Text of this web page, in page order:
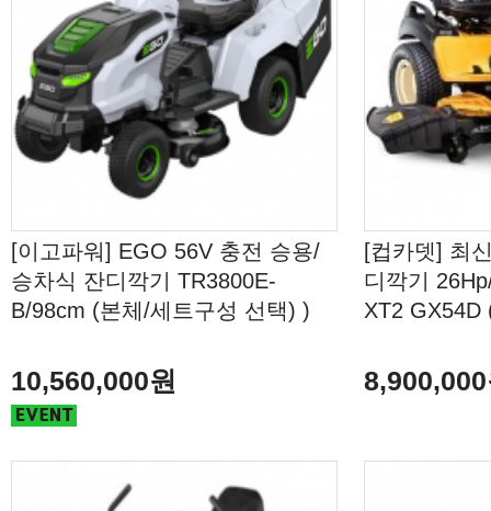
[이고파워] EGO 56V 충전 승용/
승차식 잔디깍기 TR3800E-
B/98cm (본체/세트구성 선택) )
10,560,000원
[컵카뎃] 최
디깍기
XT2 GX54D